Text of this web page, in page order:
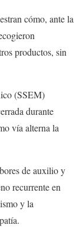
cómo, ante la
productos, sin
(SSEM)
durante
vía alterna la
de auxilio y
recurrente en
y la